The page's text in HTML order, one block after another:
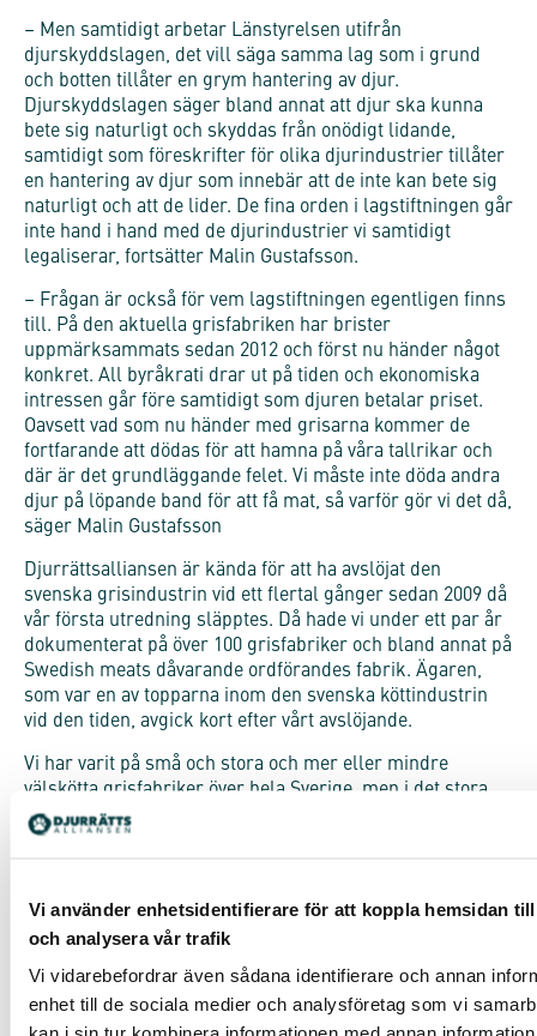
Vi använder enhetsidentifierare för att koppla hemsidan
och analysera vår trafik
Vi vidarebefordrar även sådana identifierare och annan
enhet till de sociala medier och analysföretag som vi
– Men samtidigt arbetar Länstyrelsen utifrån
djurskyddslagen, det vill säga samma lag som i grund
och botten tillåter en grym hantering av djur.
Djurskyddslagen säger bland annat att djur ska kunna
bete sig naturligt och skyddas från onödigt lidande,
samtidigt som föreskrifter för olika djurindustrier tillåter
en hantering av djur som innebär att de inte kan bete sig
naturligt och att de lider. De fina orden i lagstiftningen går
inte hand i hand med de djurindustrier vi samtidigt
legaliserar, fortsätter Malin Gustafsson.
– Frågan är också för vem lagstiftningen egentligen finns
till. På den aktuella grisfabriken har brister
uppmärksammats sedan 2012 och först nu händer något
konkret. All byråkrati drar ut på tiden och ekonomiska
intressen går före samtidigt som djuren betalar priset.
Oavsett vad som nu händer med grisarna kommer de
fortfarande att dödas för att hamna på våra tallrikar och
där är det grundläggande felet. Vi måste inte döda andra
djur på löpande band för att få mat, så varför gör vi det då,
säger Malin Gustafsson
Djurrättsalliansen är kända för att ha avslöjat den
svenska grisindustrin vid ett flertal gånger sedan 2009 då
vår första utredning släpptes. Då hade vi under ett par år
dokumenterat på över 100 grisfabriker och bland annat på
Swedish meats dåvarande ordförandes fabrik. Ägaren,
som var en av topparna inom den svenska köttindustrin
vid den tiden, avgick kort efter vårt avslöjande.
Vi har varit på små och stora och mer eller mindre
välskötta grisfabriker över hela Sverige, men i det stora
hela är det marginella skillnader som skiljer grisfabriker
åt. Den systematiska uppfödningen, grisstallarnas
– Allt fler människor har fått upp sina ögon för hur djur
vego, vilket är oerhört positivt. Vi måste inte äta djur och
det finns inget som rättfärdigar eller som ger oss rätten